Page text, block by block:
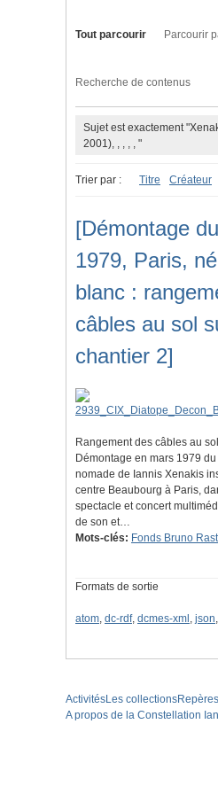
Tout parcourir Parcourir
Recherche de contenus
Sujet est exactement
2001), , , , , "
Trier par : Titre Créateur
[Démontage
1979, Paris,
blanc :
câbles au sol
chantier 2]
Rangement des câbles au
Démontage en mars 1979
nomade de Iannis Xenakis
centre Beaubourg à Paris,
spectacle et concert
de son et…
Mots-clés: Fonds Bruno
Formats de sortie
atom, dc-rdf, dcmes-xml , json,
ActivitésLes collections
A propos de la Constellation